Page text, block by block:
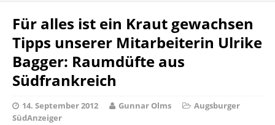
Für alles ist ein Kraut gewachsen
Tipps unserer Mitarbeiterin Ulrike
Bagger: Raumdüfte aus
Südfrankreich
14. September 2012 Gunnar Olms
Augsburger
SüdAnzeiger